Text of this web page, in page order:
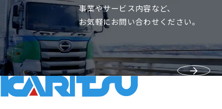
事業やサービス内容など、
お気軽にお問い合わせください。